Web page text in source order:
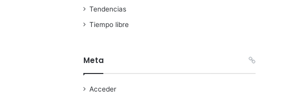
Tendencias
Tiempo libre
Meta
Acceder